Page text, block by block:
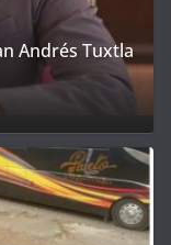
Andrés Tuxtla